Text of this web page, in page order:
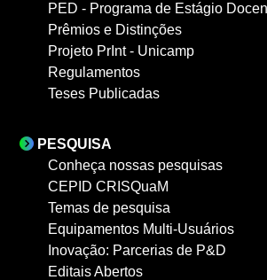
PED - Programa de Estágio
Prêmios e Distinções
Projeto PrInt - Unicamp
Regulamentos
Teses Publicadas
PESQUISA
Conheça nossas pesquisas
CEPID CRISQuaM
Temas de pesquisa
Equipamentos Multi-Usuários
Inovação: Parcerias de P&D
Editais Abertos